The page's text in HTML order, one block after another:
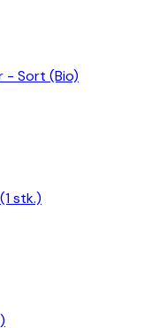
- Sort (Bio)
stk.)